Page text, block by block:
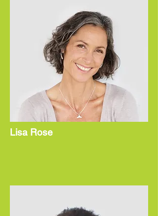
Lisa Rose